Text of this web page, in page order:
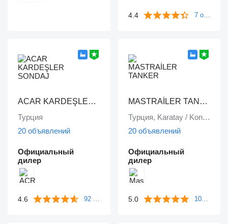
4.4 7 отзывов
ACAR KARDEŞLER SONDAJ
Турция
20 объявлений
Официальный
дилер
4.6 92 отзыва
MASTRAİLER TANKER
Турция, Karatay / Konya
20 объявлений
Официальный
дилер
5.0 104 отзыва